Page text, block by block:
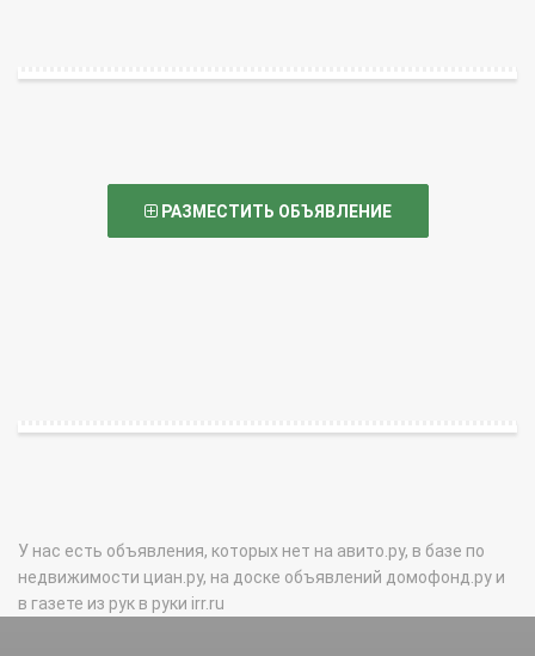
РАЗМЕСТИТЬ ОБЪЯВЛЕНИЕ
У нас есть объявления, которых нет на авито.ру, в базе по
недвижимости циан.ру, на доске объявлений домофонд.ру и
в газете из рук в руки irr.ru